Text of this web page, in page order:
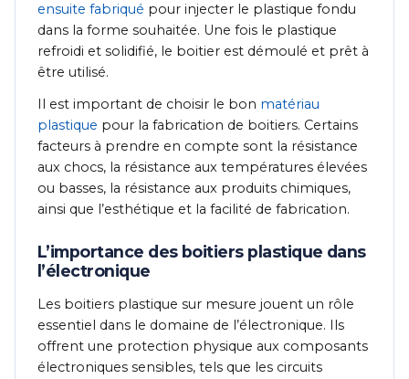
ensuite fabriqué pour injecter le plastique fondu
dans la forme souhaitée. Une fois le plastique
refroidi et solidifié, le boitier est démoulé et prêt à
être utilisé.
Il est important de choisir le bon matériau
plastique pour la fabrication de boitiers. Certains
facteurs à prendre en compte sont la résistance
aux chocs, la résistance aux températures élevées
ou basses, la résistance aux produits chimiques,
ainsi que l’esthétique et la facilité de fabrication.
L’importance des boitiers plastique dans
l’électronique
Les boitiers plastique sur mesure jouent un rôle
essentiel dans le domaine de l’électronique. Ils
offrent une protection physique aux composants
électroniques sensibles, tels que les circuits